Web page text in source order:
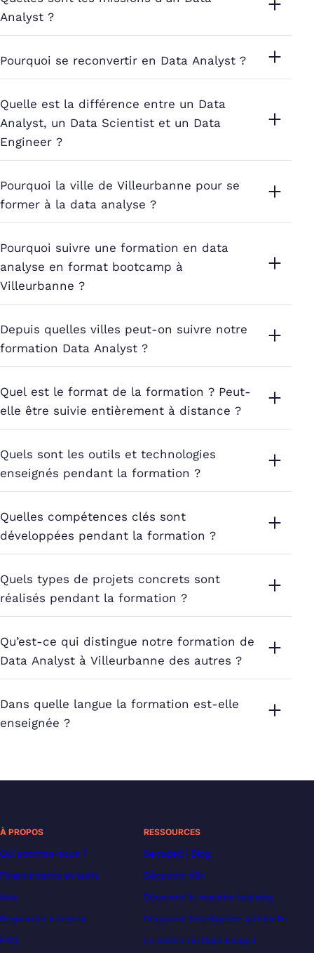
Analyst ?
Pourquoi se reconvertir en Data Analyst ?
Quelle est la différence entre un Data
Analyst, un Data Scientist et un Data
Engineer ?
Pourquoi la ville de Villeurbanne pour se
former à la data analyse ?
Pourquoi suivre une formation en data
analyse en format bootcamp à
Villeurbanne ?
Depuis quelles villes peut-on suivre notre
formation Data Analyst ?
Quel est le format de la formation ? Peut-
elle être suivie entièrement à distance ?
Quels sont les outils et technologies
enseignés pendant la formation ?
Quelles compétences clés sont
développées pendant la formation ?
Quels types de projets concrets sont
réalisés pendant la formation ?
Qu’est-ce qui distingue notre formation de
Data Analyst à Villeurbanne des autres ?
Dans quelle langue la formation est-elle
enseignée ?
À PROPOS
Qui sommes-nous ?
Financements et tarifs
Avis
Règlement intérieur
FAQ
RESSOURCES
Decoded | Blog
Découvrir n8n
Découvrir le machine learning
Découvrir l’intelligence artificielle
Le métier de Data Analyst